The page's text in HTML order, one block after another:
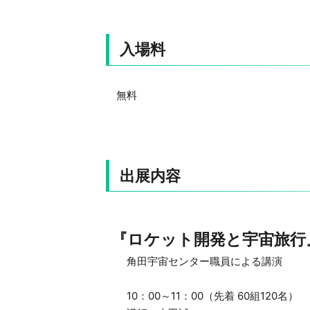
入場料
無料
出展内容
『ロケット開発と宇宙旅行
角田宇宙センター職員による講演
10：00～11：00（先着 60組120名）